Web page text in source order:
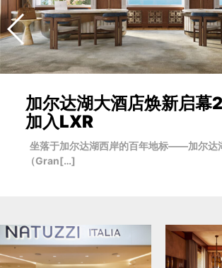
加尔达湖大酒店焕新启
加入LXR
坐落于加尔达湖西岸的百年地标——加尔达
（Gran[…]